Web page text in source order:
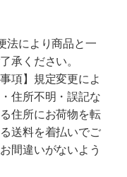
法により商品と一
承ください。
項】規定変更によ
住所不明・誤記な
住所にお荷物を転
送料を着払いでご
間違いがないよう